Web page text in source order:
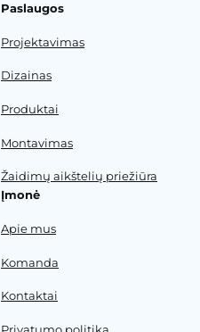
Paslaugos
Projektavimas
Dizainas
Produktai
Montavimas
Žaidimų aikštelių priežiūra
Įmonė
Apie mus
Komanda
Kontaktai
Privatumo politika